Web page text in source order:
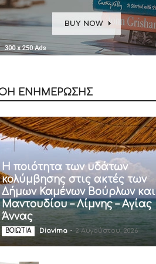
ΕΝΗΜΕΡΩΣΗΣ
Η ποιότητα των υδάτων
κολύμβησης στις ακτές των
Δήμων Καμένων Βούρλων και
Μαντουδίου – Λίμνης – Αγίας
Άννας
ΒΟΙΩΤΙΑ Diavima - 2 Αυγούστου, 2026